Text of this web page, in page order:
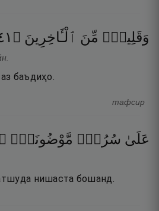
وَقَلِيلٌۭ مِّنَ ٱلْـَٔاخِرِينَ ۝
баъдиҳо.
тафсир
عَلَىٰ سُرُرٍۢ مَّوْضُونَةٍۢ ۝
нишаста бошанд.